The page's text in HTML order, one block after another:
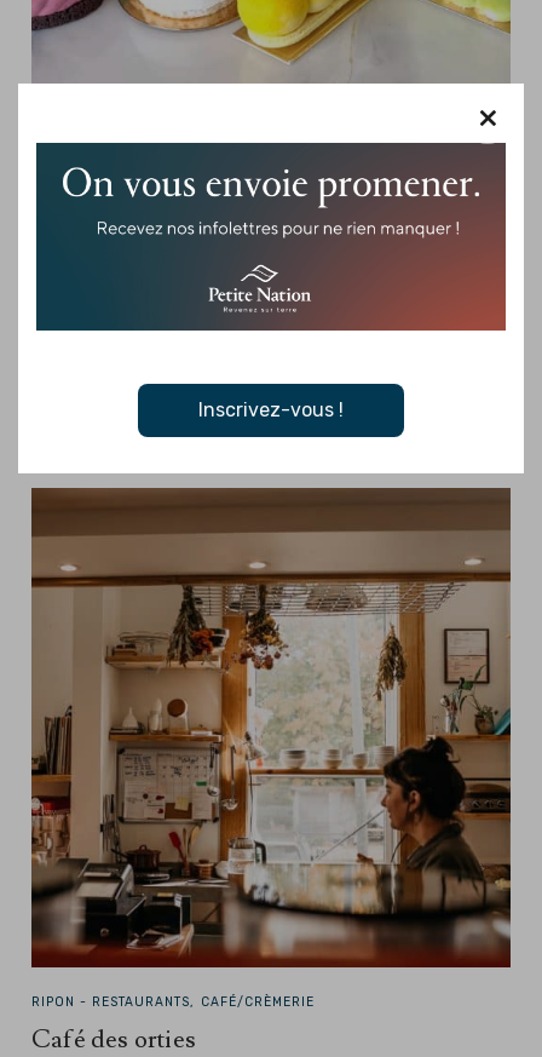
×
Inscrivez-vous !
MONTEBELLO - RESTAURANTS, CAFÉ/CRÈMERIE
La Belle Pâtissière
Une escale gourmande inspirée des cafés parisiens À
Montebello, La Belle Pâtissière invite à savourer un moment
sucré dans une ambiance raffinée inspirée des cafés…
RIPON - RESTAURANTS, CAFÉ/CRÈMERIE
Café des orties